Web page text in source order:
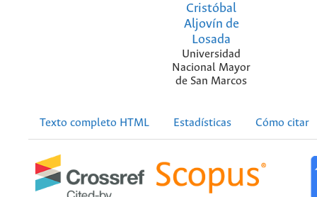
Cristóbal
Aljovín de
Losada
Universidad
Nacional Mayor
de San Marcos
Texto completo HTML Estadísticas Cómo citar